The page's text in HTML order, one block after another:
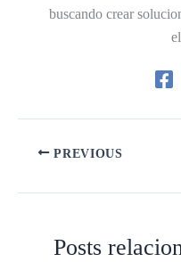
buscando crear
PREVIOUS
Posts